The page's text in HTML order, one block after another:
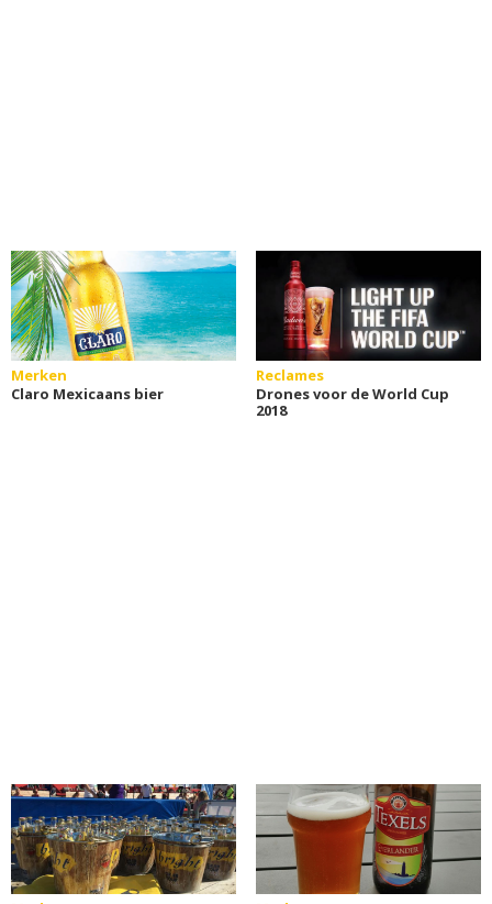
Merken
Claro Mexicaans bier
Reclames
Drones voor de World Cup
2018